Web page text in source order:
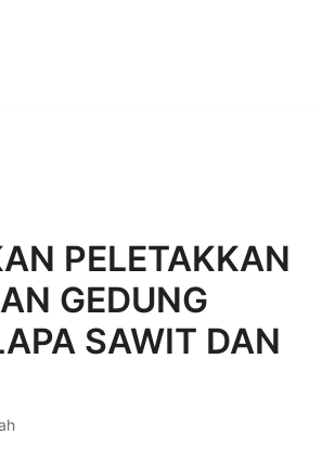
PELETAKKAN
GEDUNG
SAWIT DAN